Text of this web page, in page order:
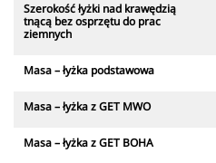
Szerokość łyżki nad krawędzią
tnącą bez osprzętu do prac
ziemnych
Masa – łyżka podstawowa
Masa – łyżka z GET MWO
Masa – łyżka z GET BOHA